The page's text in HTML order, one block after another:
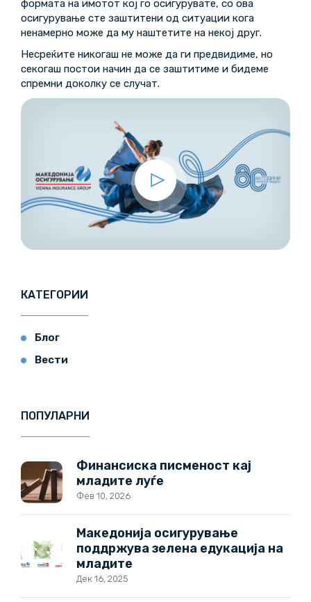
формата на имотот кој го осигурувате, со ова
осигурување сте заштитени од ситуации кога
ненамерно може да му наштетите на некој друг.
Несреќите никогаш не може да ги предвидиме, но
секогаш постои начин да се заштитиме и бидеме
спремни доколку се случат.
КАТЕГОРИИ
Блог
Вести
ПОПУЛАРНИ
Финансиска писменост кај
младите луѓе
Фев 10, 2026
Македонија осигурување
поддржува зелена едукација на
младите
Дек 16, 2025